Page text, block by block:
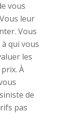
vous
leur
Vous
qui vous
les
À
de
pas